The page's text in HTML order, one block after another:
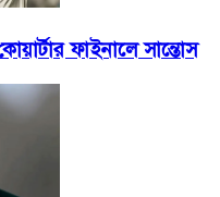
ফাইনালে সান্তোস